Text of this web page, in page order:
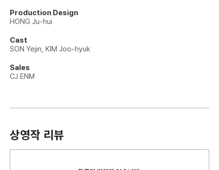
Production Design
HONG Ju-hui
Cast
SON Yejin, KIM Joo-hyuk
Sales
CJ ENM
상영작 리뷰